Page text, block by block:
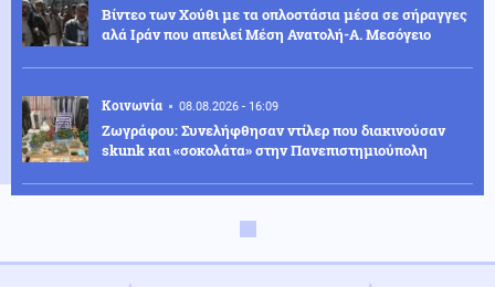
Βίντεο των Χούθι με τα οπλοστάσια μέσα σε σήραγγες
αλά Ιράν που απειλεί Μέση Ανατολή-Α. Μεσόγειο
Κοινωνία 08.08.2026 - 16:09
Ζωγράφου: Συνελήφθησαν ντίλερ που διακινούσαν
skunk και «σοκολάτα» στην Πανεπιστημιούπολη
08.08.2026 - 15:55
χρειάστηκε πρώτες βοήθειες